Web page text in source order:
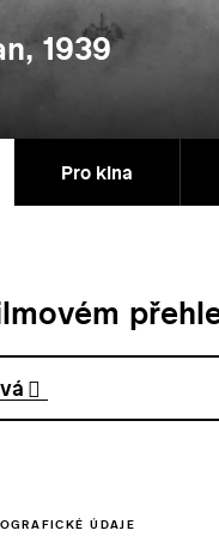
1939
Pro kina
ÚDAJE